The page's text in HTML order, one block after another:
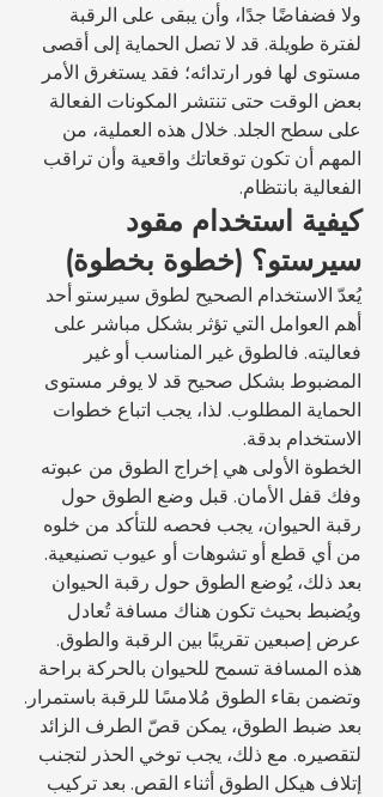
ولا فضفاضًا جدًا، وأن يبقى على الرقبة
لفترة طويلة. قد لا تصل الحماية إلى أقصى
مستوى لها فور ارتدائه؛ فقد يستغرق الأمر
بعض الوقت حتى تنتشر المكونات الفعالة
على سطح الجلد. خلال هذه العملية، من
المهم أن تكون توقعاتك واقعية وأن تراقب
الفعالية بانتظام.
كيفية استخدام مقود
سيرستو؟ (خطوة بخطوة)
يُعدّ الاستخدام الصحيح لطوق سيرستو أحد
أهم العوامل التي تؤثر بشكل مباشر على
فعاليته. فالطوق غير المناسب أو غير
المضبوط بشكل صحيح قد لا يوفر مستوى
الحماية المطلوب. لذا، يجب اتباع خطوات
الاستخدام بدقة.
الخطوة الأولى هي إخراج الطوق من عبوته
وفك قفل الأمان. قبل وضع الطوق حول
رقبة الحيوان، يجب فحصه للتأكد من خلوه
من أي قطع أو تشوهات أو عيوب تصنيعية.
بعد ذلك، يُوضع الطوق حول رقبة الحيوان
ويُضبط بحيث تكون هناك مسافة تُعادل
عرض إصبعين تقريبًا بين الرقبة والطوق.
هذه المسافة تسمح للحيوان بالحركة براحة
وتضمن بقاء الطوق مُلامسًا للرقبة باستمرار.
بعد ضبط الطوق، يمكن قصّ الطرف الزائد
لتقصيره. مع ذلك، يجب توخي الحذر لتجنب
إتلاف هيكل الطوق أثناء القص. بعد تركيب